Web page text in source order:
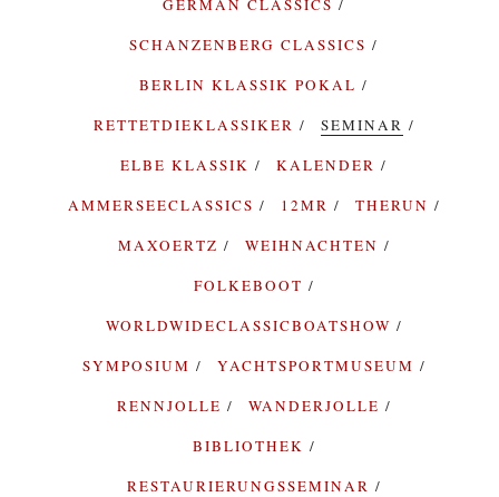
GERMAN CLASSICS
SCHANZENBERG CLASSICS
BERLIN KLASSIK POKAL
RETTETDIEKLASSIKER
SEMINAR
ELBE KLASSIK
KALENDER
AMMERSEECLASSICS
12MR
THERUN
MAXOERTZ
WEIHNACHTEN
FOLKEBOOT
WORLDWIDECLASSICBOATSHOW
SYMPOSIUM
YACHTSPORTMUSEUM
RENNJOLLE
WANDERJOLLE
BIBLIOTHEK
RESTAURIERUNGSSEMINAR